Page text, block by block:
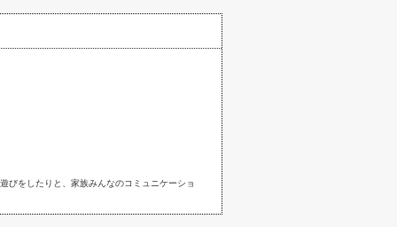
びをしたりと、家族みんなのコミュニケーショ